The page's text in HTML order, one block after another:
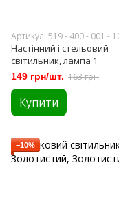
Артикул: 519 - 400 - 001 -
Настінний і стельовий
світильник, лампа 1
149 грн/шт. 163 грн
Купити
−10%